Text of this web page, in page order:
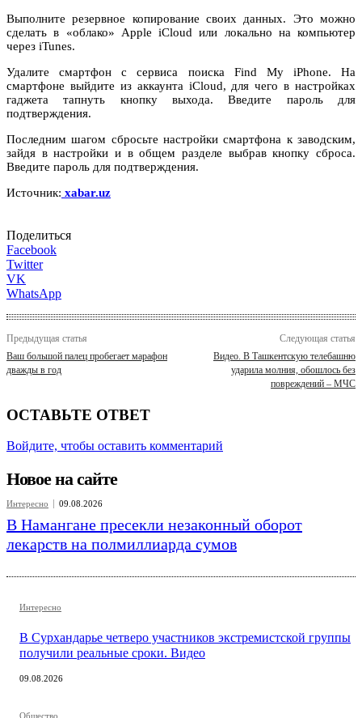
Выполните резервное копирование своих данных. Это можно
сделать в «облако» Apple iCloud или локально на компьютер
через iTunes.
Удалите смартфон с сервиса поиска Find My iPhone. На
смартфоне выйдите из аккаунта iCloud, для чего в настройках
гаджета тапнуть кнопку выхода. Введите пароль для
подтверждения.
Последним шагом сбросьте настройки смартфона к заводским,
зайдя в настройки и в общем разделе выбрав кнопку сброса.
Введите пароль для подтверждения.
Источник: xabar.uz
Поделиться
Facebook
Twitter
VK
WhatsApp
Предыдущая статья
Ваш большой палец пробегает марафон
дважды в год
Следующая статья
Видео. В Ташкентскую телебашню
ударила молния, обошлось без
повреждений – МЧС
ОСТАВЬТЕ ОТВЕТ
Войдите, чтобы оставить комментарий
Новое на сайте
Интересно 09.08.2026
В Намангане пресекли незаконный оборот
лекарств на полмиллиарда сумов
Интересно
В Сурхандарье четверо участников экстремистской группы
получили реальные сроки. Видео
09.08.2026
Общество